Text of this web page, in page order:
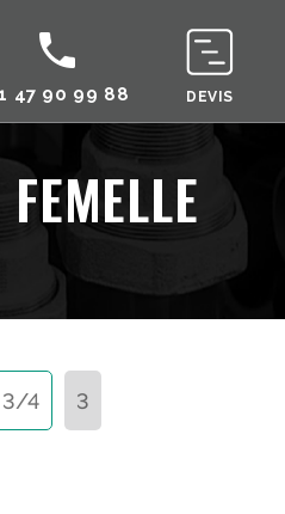
call
47 90 99 88 DEVIS
3/4 3